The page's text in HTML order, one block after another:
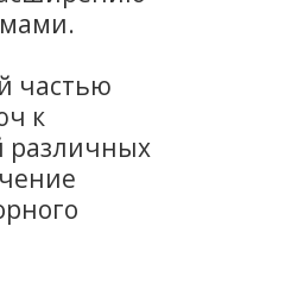
частью
к
различных